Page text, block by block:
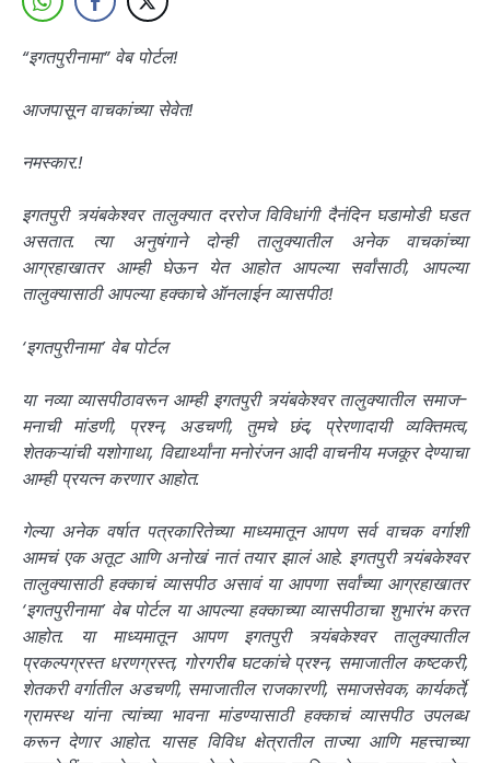
“इगतपुरीनामा” वेब पोर्टल!
आजपासून वाचकांच्या सेवेत!
नमस्कार.!
इगतपुरी त्र्यंबकेश्वर तालुक्यात दररोज विविधांगी दैनंदिन घडामोडी घडत
असतात. त्या अनुषंगाने दोन्ही तालुक्यातील अनेक वाचकांच्या
आग्रहाखातर आम्ही घेऊन येत आहोत आपल्या सर्वांसाठी, आपल्या
तालुक्यासाठी आपल्या हक्काचे ऑनलाईन व्यासपीठ!
‘इगतपुरीनामा’ वेब पोर्टल
या नव्या व्यासपीठावरून आम्ही इगतपुरी त्र्यंबकेश्वर तालुक्यातील समाज-
मनाची मांडणी, प्रश्न, अडचणी, तुमचे छंद, प्रेरणादायी व्यक्तिमत्व,
शेतकऱ्यांची यशोगाथा, विद्यार्थ्यांना मनोरंजन आदी वाचनीय मजकूर देण्याचा
आम्ही प्रयत्न करणार आहोत.
गेल्या अनेक वर्षात पत्रकारितेच्या माध्यमातून आपण सर्व वाचक वर्गाशी
आमचं एक अतूट आणि अनोखं नातं तयार झालं आहे. इगतपुरी त्र्यंबकेश्वर
तालुक्यासाठी हक्काचं व्यासपीठ असावं या आपणा सर्वांच्या आग्रहाखातर
‘इगतपुरीनामा’ वेब पोर्टल या आपल्या हक्काच्या व्यासपीठाचा शुभारंभ करत
आहोत. या माध्यमातून आपण इगतपुरी त्र्यंबकेश्वर तालुक्यातील
प्रकल्पग्रस्त धरणग्रस्त, गोरगरीब घटकांचे प्रश्न, समाजातील कष्टकरी,
शेतकरी वर्गातील अडचणी, समाजातील राजकारणी, समाजसेवक, कार्यकर्ते,
ग्रामस्थ यांना त्यांच्या भावना मांडण्यासाठी हक्काचं व्यासपीठ उपलब्ध
करून देणार आहोत. यासह विविध क्षेत्रातील ताज्या आणि महत्त्वाच्या